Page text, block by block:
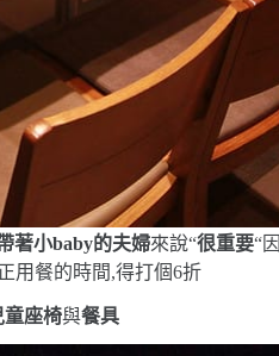
著小baby的夫婦來說“很重要“
用餐的時間,得打個6折
童座椅與餐具